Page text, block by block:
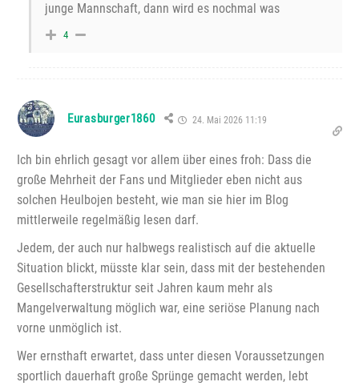
junge Mannschaft, dann wird es nochmal was
4
Eurasburger1860 24. Mai 2026 11:19
Ich bin ehrlich gesagt vor allem über eines froh: Dass die
große Mehrheit der Fans und Mitglieder eben nicht aus
solchen Heulbojen besteht, wie man sie hier im Blog
mittlerweile regelmäßig lesen darf.
Jedem, der auch nur halbwegs realistisch auf die aktuelle
Situation blickt, müsste klar sein, dass mit der bestehenden
Gesellschafterstruktur seit Jahren kaum mehr als
Mangelverwaltung möglich war, eine seriöse Planung nach
vorne unmöglich ist.
Wer ernsthaft erwartet, dass unter diesen Voraussetzungen
sportlich dauerhaft große Sprünge gemacht werden, lebt